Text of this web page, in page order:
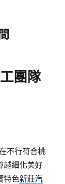
團隊
不行符合桃
越細化美好
特色新莊汽